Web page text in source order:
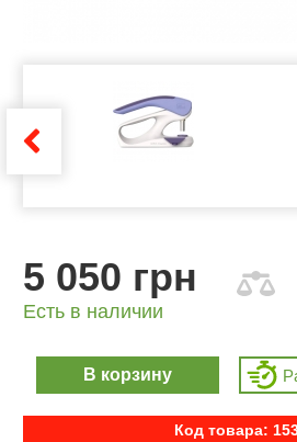
5 050 грн
Есть в наличии
В корзину
Код товара: